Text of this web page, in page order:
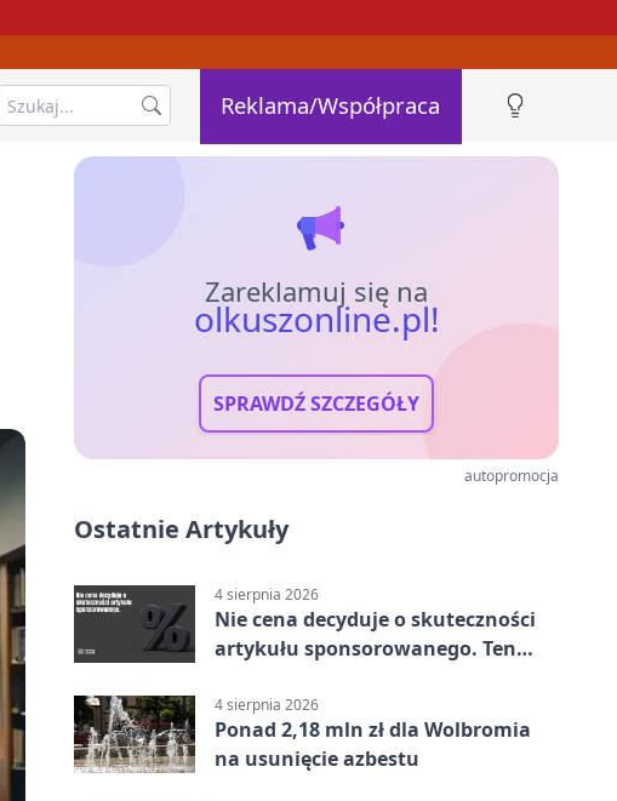
Reklama/Współpraca
Zareklamuj się na
olkuszonline.pl!
SPRAWDŹ SZCZEGÓŁY
autopromocja
Ostatnie Artykuły
4 sierpnia 2026
Nie cena decyduje o skuteczności
artykułu sponsorowanego. Ten
4 sierpnia 2026
Ponad 2,18 mln zł dla Wolbromia
na usunięcie azbestu